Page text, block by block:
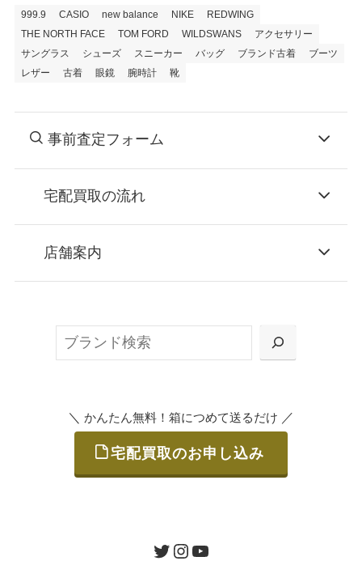
999.9 CASIO new balance NIKE
REDWING
THE NORTH FACE
TOM FORD WILDSWANS
アクセサリー
サングラス
シューズ スニーカー バッグ ブランド古着
ブーツ
レザー
古着 眼鏡 腕時計 靴
事前査定フォーム
宅配買取の流れ
お申込み
または梱包材不要の「集荷申込」からお選び
ご発送
店舗案内
＼ かんたん無料！箱につめて送るだけ ／
宅配買取のお申し込み
ツイッターインスタグラムユーチューブ